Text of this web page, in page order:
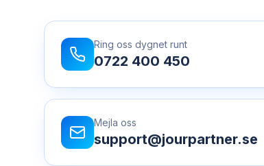
Ring oss dygnet runt
0722 400 450
Mejla oss
support@jourpartner.se